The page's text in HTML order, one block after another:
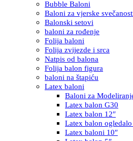
Bubble Baloni
Baloni za vjerske
Balonski setovi
baloni za rođenje
Folija baloni
Folija zvijezde i srca
Natpis od balona
Folija balon figura
baloni na štapiću
Latex baloni
Baloni za
Latex balon G30
Latex balon 12″
Latex balon ogledalo
Latex baloni 10″